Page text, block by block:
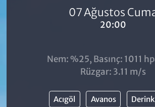
07 Ağustos
20:00
Nem: %25, Basınç: 1011
Rüzgar: 3.11 m/s
Acıgöl Avanos